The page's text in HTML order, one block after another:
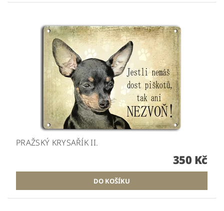
PRAŽSKÝ KRYSAŘÍK II.
350 Kč